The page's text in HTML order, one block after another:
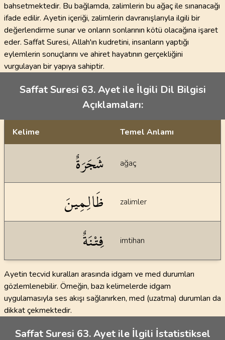
bahsetmektedir. Bu bağlamda, zalimlerin bu ağaç ile sınanacağı
ifade edilir. Ayetin içeriği, zalimlerin davranışlarıyla ilgili bir
değerlendirme sunar ve onların sonlarının kötü olacağına işaret
eder. Saffat Suresi, Allah'ın kudretini, insanların yaptığı
eylemlerin sonuçlarını ve ahiret hayatının gerçekliğini
vurgulayan bir yapıya sahiptir.
Saffat Suresi 63. Ayet ile İlgili Dil Bilgisi
Açıklamaları:
Kelime Temel Anlamı
شَجَرَةٌ ağaç
ظَالِمِينَ zalimler
فِتْنَةٌ imtihan
Ayetin tecvid kuralları arasında idgam ve med durumları
gözlemlenebilir. Örneğin, bazı kelimelerde idgam
uygulamasıyla ses akışı sağlanırken, med (uzatma) durumları da
dikkat çekmektedir.
Saffat Suresi 63. Ayet ile İlgili İstatistiksel